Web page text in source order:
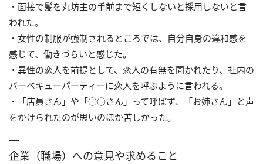
・面接で髪を丸坊主の手前まで短くしないと採用しないと言
われた。
・女性の制服が強制されるところでは、自分自身の違和感を
感じて、働きづらいと感じた。
・異性の恋人を前提として、恋人の有無を聞かれたり、社内の
バーベキューパーティーに恋人を呼ぶように言われる。
・「店員さん」や「○○さん」って呼ばず、「お姉さん」と声
をかけられたのが思いのほか苦しかった。
企業（職場）への意見や求めること